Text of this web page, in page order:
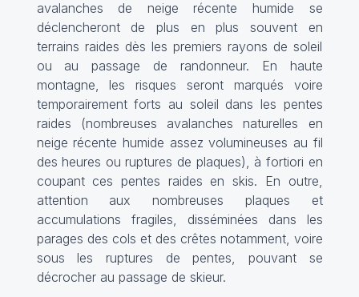
avalanches de neige récente humide se
déclencheront de plus en plus souvent en
terrains raides dès les premiers rayons de soleil
ou au passage de randonneur. En haute
montagne, les risques seront marqués voire
temporairement forts au soleil dans les pentes
raides (nombreuses avalanches naturelles en
neige récente humide assez volumineuses au fil
des heures ou ruptures de plaques), à fortiori en
coupant ces pentes raides en skis. En outre,
attention aux nombreuses plaques et
accumulations fragiles, disséminées dans les
parages des cols et des crêtes notamment, voire
sous les ruptures de pentes, pouvant se
décrocher au passage de skieur.